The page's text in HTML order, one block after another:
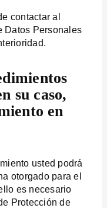
contactar al
Datos Personales
su caso,
en
usted podrá
otorgado para el
es necesario
Protección de